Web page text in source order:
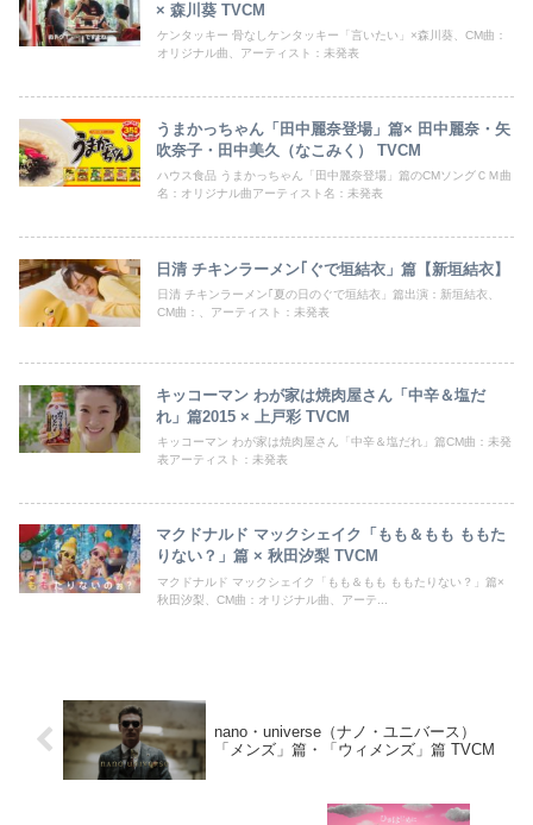
× 森川葵 TVCM
ケンタッキー 骨なしケンタッキー「言いたい」×森川葵、CM曲：
オリジナル曲、アーティスト：未発表
うまかっちゃん「田中麗奈登場」篇× 田中麗奈・矢
吹奈子・田中美久（なこみく） TVCM
ハウス食品 うまかっちゃん「田中麗奈登場」篇のCMソングＣＭ曲
名：オリジナル曲アーティスト名：未発表
日清 チキンラーメン｢ぐで垣結衣」篇【新垣結衣】
日清 チキンラーメン｢夏の日のぐで垣結衣」篇出演：新垣結衣、
CM曲：、アーティスト：未発表
キッコーマン わが家は焼肉屋さん「中辛＆塩だ
れ」篇2015 × 上戸彩 TVCM
キッコーマン わが家は焼肉屋さん「中辛＆塩だれ」篇CM曲：未発
表アーティスト：未発表
マクドナルド マックシェイク「もも＆もも ももた
りない？」篇 × 秋田汐梨 TVCM
マクドナルド マックシェイク「もも＆もも ももたりない？」篇×
秋田汐梨、CM曲：オリジナル曲、アーテ...
nano・universe（ナノ・ユニバース）
「メンズ」篇・「ウィメンズ」篇 TVCM